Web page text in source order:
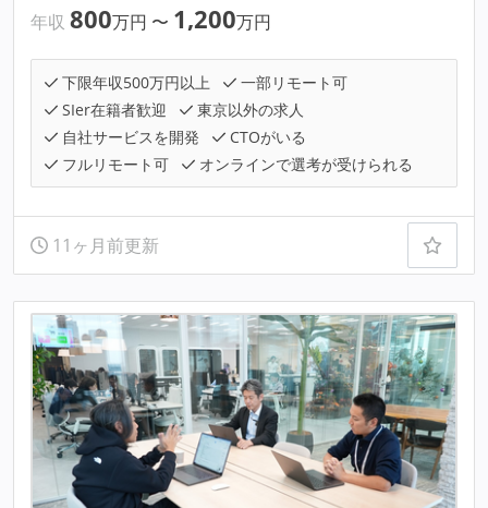
年収 800万円 〜 1,200万円
下限年収500万円以上
一部リモート可
SIer在籍者歓迎
東京以外の求人
自社サービスを開発
CTOがいる
フルリモート可
オンラインで選考が受けられる
11ヶ月前更新